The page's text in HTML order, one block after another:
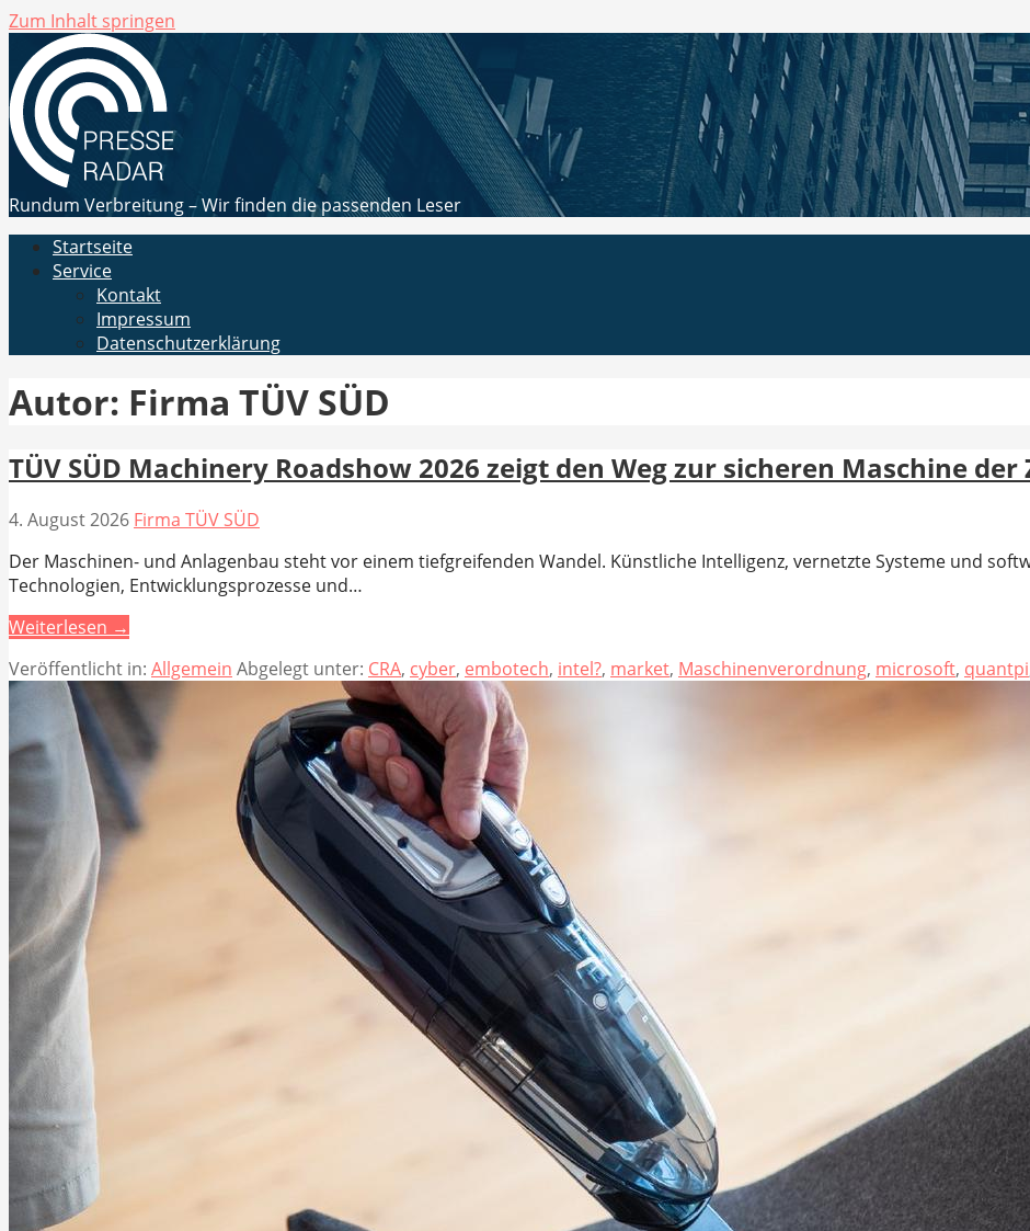
Zum Inhalt springen
Rundum Verbreitung – Wir finden die passenden Leser
Startseite
Service
Kontakt
Impressum
Datenschutzerklärung
Autor: Firma TÜV SÜD
TÜV SÜD Machinery Roadshow 2026 zeigt den Weg zur sicheren Maschine
4. August 2026 Firma TÜV SÜD
Der Maschinen- und Anlagenbau steht vor einem tiefgreifenden Wandel. Künstliche Intelligenz, vernetzte Systeme und
Technologien, Entwicklungsprozesse und…
Weiterlesen →
Veröffentlicht in: Allgemein Abgelegt unter: CRA, cyber, embotech, intel?, market, Maschinenverordnung, microsoft, quantpi